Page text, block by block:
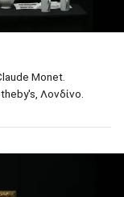
Monet.
Λονδίνο.